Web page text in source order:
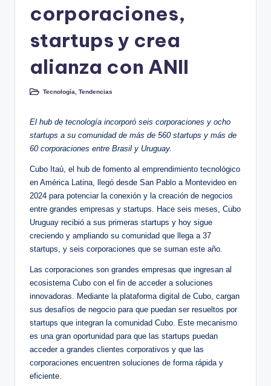
corporaciones,
startups y crea
alianza con ANII
Publicado
Tecnología ,Tendencias
El hub de tecnología incorporó seis corporaciones y ocho
startups a su comunidad de más de 560 startups y más de
60 corporaciones entre Brasil y Uruguay.
Cubo Itaú, el hub de fomento al emprendimiento tecnológico
en América Latina, llegó desde San Pablo a Montevideo en
2024 para potenciar la conexión y la creación de negocios
entre grandes empresas y startups. Hace seis meses, Cubo
Uruguay recibió a sus primeras startups y hoy sigue
creciendo y ampliando su comunidad que llega a 37
startups, y seis corporaciones que se suman este año.
Las corporaciones son grandes empresas que ingresan al
ecosistema Cubo con el fin de acceder a soluciones
innovadoras. Mediante la plataforma digital de Cubo, cargan
sus desafíos de negocio para que puedan ser resueltos por
startups que integran la comunidad Cubo. Este mecanismo
es una gran oportunidad para que las startups puedan
acceder a grandes clientes corporativos y que las
corporaciones encuentren soluciones de forma rápida y
eficiente.